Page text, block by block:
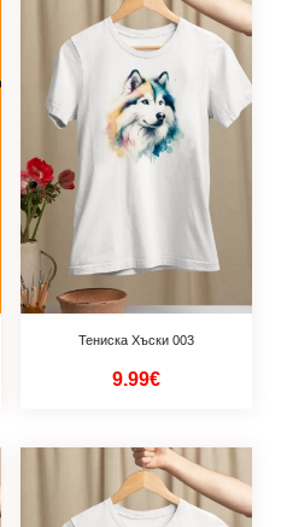
Тениска Хъски 003
9.99€